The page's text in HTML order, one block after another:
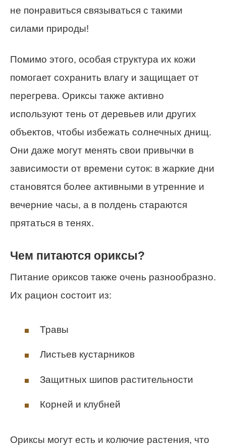
не понравиться связываться с такими
силами природы!
Помимо этого, особая структура их кожи
помогает сохранить влагу и защищает от
перегрева. Ориксы также активно
используют тень от деревьев или других
объектов, чтобы избежать солнечных днищ.
Они даже могут менять свои привычки в
зависимости от времени суток: в жаркие дни
становятся более активными в утренние и
вечерние часы, а в полдень стараются
прятаться в тенях.
Чем питаются ориксы?
Питание ориксов также очень разнообразно.
Их рацион состоит из:
Травы
Листьев кустарников
Защитных шипов растительности
Корней и клубней
Ориксы могут есть и колючие растения, что